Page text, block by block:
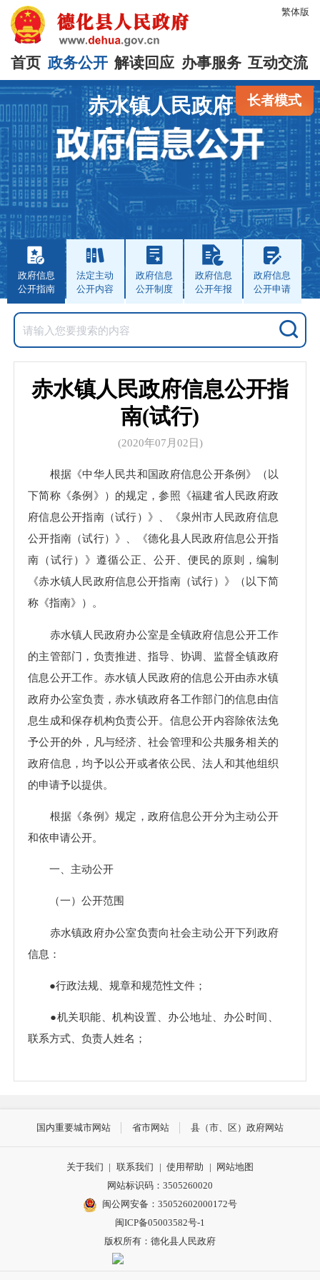
繁体版
首页 政务公开 解读回应 办事服务 互动交流
长者模式
赤水镇人民政府
政府信息
公开指南
法定主动
公开内容
政府信息
公开制度
政府信息
公开年报
政府信息
公开申请
赤水镇人民政府信息公开指
南(试行)
(2020年07月02日)
根据《中华人民共和国政府信息公开条例》（以
下简称《条例》）的规定，参照《福建省人民政府政
府信息公开指南（试行）》、《泉州市人民政府信息
公开指南（试行）》、《德化县人民政府信息公开指
南（试行）》遵循公正、公开、便民的原则，编制
《赤水镇人民政府信息公开指南（试行）》（以下简
称《指南》）。
赤水镇人民政府办公室是全镇政府信息公开工作
的主管部门，负责推进、指导、协调、监督全镇政府
信息公开工作。赤水镇人民政府的信息公开由赤水镇
政府办公室负责，赤水镇政府各工作部门的信息由信
息生成和保存机构负责公开。信息公开内容除依法免
予公开的外，凡与经济、社会管理和公共服务相关的
政府信息，均予以公开或者依公民、法人和其他组织
的申请予以提供。
根据《条例》规定，政府信息公开分为主动公开
和依申请公开。
一、主动公开
（一）公开范围
赤水镇政府办公室负责向社会主动公开下列政府
信息：
●行政法规、规章和规范性文件；
●机关职能、机构设置、办公地址、办公时间、
联系方式、负责人姓名；
●突发公共事件的应急预案、预警信息及应对情
●环境保护、公共卫生、安全生产、食品药品、
产品质量的监督检查情况；
●贯彻落实农业农村政策、农田水利工程建设运
营、农村土地承包经营权流转、宅基地使用情况审
国内重要城市网站 省市网站 县（市、区）政府网站
关于我们 | 联系我们 | 使用帮助 |
网站地图
网站标识码：3505260020
闽公网安备：35052602000172号
闽ICP备05003582号-1
版权所有：德化县人民政府